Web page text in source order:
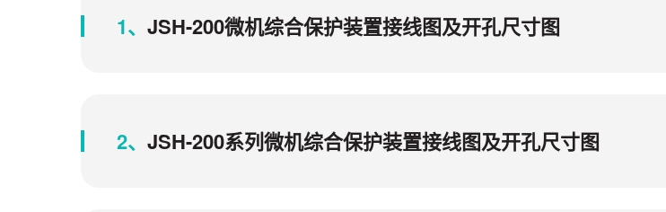
1、 JSH-200微机综合保护装置接线图及开孔尺寸图
2、 JSH-200系列微机综合保护装置接线图及开孔尺寸图